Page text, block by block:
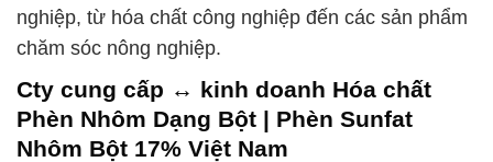
nghiệp, từ hóa chất công nghiệp đến các sản phẩm
chăm sóc nông nghiệp.
Cty cung cấp ↔ kinh doanh Hóa chất
Phèn Nhôm Dạng Bột | Phèn Sunfat
Nhôm Bột 17% Việt Nam